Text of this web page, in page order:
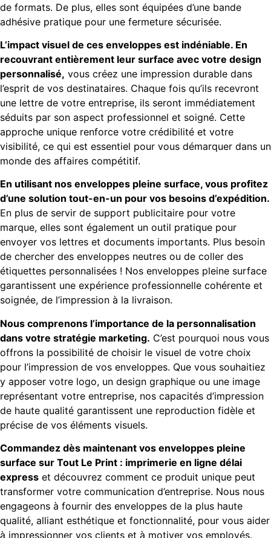
de formats. De plus, elles sont équipées d’une bande
adhésive pratique pour une fermeture sécurisée.
L’impact visuel de ces enveloppes est indéniable. En
recouvrant entièrement leur surface avec votre design
personnalisé, vous créez une impression durable dans
l’esprit de vos destinataires. Chaque fois qu’ils recevront
une lettre de votre entreprise, ils seront immédiatement
séduits par son aspect professionnel et soigné. Cette
approche unique renforce votre crédibilité et votre
visibilité, ce qui est essentiel pour vous démarquer dans un
monde des affaires compétitif.
En utilisant nos enveloppes pleine surface, vous profitez
d’une solution tout-en-un pour vos besoins d’expédition.
En plus de servir de support publicitaire pour votre
marque, elles sont également un outil pratique pour
envoyer vos lettres et documents importants. Plus besoin
de chercher des enveloppes neutres ou de coller des
étiquettes personnalisées ! Nos enveloppes pleine surface
garantissent une expérience professionnelle cohérente et
soignée, de l’impression à la livraison.
Nous comprenons l’importance de la personnalisation
dans votre stratégie marketing. C’est pourquoi nous vous
offrons la possibilité de choisir le visuel de votre choix
pour l’impression de vos enveloppes. Que vous souhaitiez
y apposer votre logo, un design graphique ou une image
représentant votre entreprise, nos capacités d’impression
de haute qualité garantissent une reproduction fidèle et
précise de vos éléments visuels.
Commandez dès maintenant vos enveloppes pleine
surface sur Tout Le Print : imprimerie en ligne délai
express et découvrez comment ce produit unique peut
transformer votre communication d’entreprise. Nous nous
engageons à fournir des enveloppes de la plus haute
qualité, alliant esthétique et fonctionnalité, pour vous aider
à impressionner vos clients et à motiver vos employés.